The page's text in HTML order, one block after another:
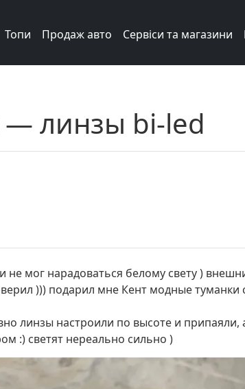
Топи Продаж авто Сервіси та магазини
— линзы bi-led
не мог нарадоваться белому свету )
))) подарил мне Кент модные
линзы настроили по высоте и припаяли,
:) светят нереально сильно )